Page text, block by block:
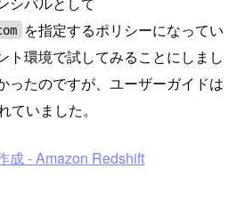
を指定するポリシーになってい
ト環境で試してみることにしまし
ったのですが、ユーザーガイドは
ていました。
成 - Amazon Redshift